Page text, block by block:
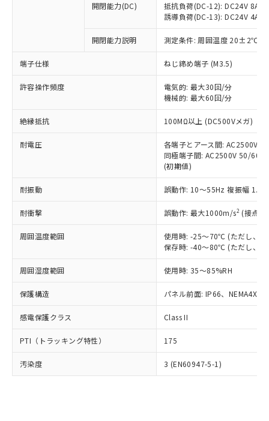
開閉能力(DC)
抵抗負荷(DC-12): DC24V 8A/
誘導負荷(DC-13): DC24V 4A/
開閉能力説明 測定条件: 周囲温度 20±2℃、
端子仕様 ねじ締め端子 (M3.5)
許容操作頻度
電気的: 最大30回/分
機械的: 最大60回/分
絶縁抵抗 100MΩ以上 (DC500Vメガ)
耐電圧
各端子とアース間: AC2500V
同極端子間: AC2500V 50/
(初期値)
耐振動 誤動作: 10～55Hz 複振幅
耐衝撃 誤動作: 最大1000m/s2 (接点
周囲温度範囲
使用時: -25～70℃ (ただし、氷
保存時: -40～80℃ (ただし、氷
周囲湿度範囲 使用時: 35～85%RH
保護構造 パネル前面: IP66、NEMA4X,
感電保護クラス Class II
PTI（トラッキング特性） 175
汚染度 3 (EN60947-5-1)
以下の条件をお読みいただき、同意のうえ
ご利用ください。
本サービスは、当社制御機器事業取扱
商品の当社在庫状況および標準価格
(税抜)を提供させていただくもので
当社制御機器事業取扱商品の中には、
本サービスの対象外となる商品もある
ことをご了承ください。
在庫状況および標準価格照会結果は、
記載している更新日時点での社内デー
タに基づき作成されるものであり、閲
覧された時点での実際の在庫および標
準価格とは異なる場合があることをご
正式な納期状況および標準価格はお客
様のお取引先、またはお客様担当のオ
ムロン制御機器販売店・当社販売員に
オムロン制御機器販売店や当社販売拠
販売ネットワーク
」をご確認
在庫状況および標準価格結果を当社の
事前の承諾なく第三者に漏洩または開
示しないようお願いします。
マイパーツ機能（部品リスト作成サー
ビス）をご利用いただくには、I-Web
対応予定なし：EU RoHS指令（10物質）の
非含有に非対応の商品で、対応品を出す予
調査・確認中：EU RoHS指令（10物質）の
非含有の対応状況を調査中または確認中の
商品です。
非該当品：ライセンス料など無形物で、有
害物質有無と関係のない商品です。
仕入先様の事情により、非含有部品として
いたものが、含有品と判明した場合などや
むを得ず変更することがあります。
鉛(Pb) 1000ppm以下、 水銀(Hg) 1000ppm以下、 カド
六価クロム(Cr(Ⅵ)) 1000ppm以下、ポリ臭化ビフェニル
類(PBB) 1000ppm以下、ポリ臭化ジフェニルエーテル類
ルベンジル（BBP） 1000ppm以下、フタル酸ジブチル
（DBP） 1000ppm以下、フタル酸ジイソブチル
但し、RoHS指令で産業用監視および制御機器に対する
適用除外項目は除く。
フタル酸エステル類の４物質については閾値を超える意
図的な使用がないことを確認しています。
部品在庫の切り替え状況などにより、予定
月が前後することがあります。
「○」：最大均質材料含有率が中国RoHSの
基準値以下であることを示します。
「×」：最大均質材料含有率が中国RoHSの
基準値を超えていることを示します。
「－」：未確認です。当社販売部門へお問
*中国RoHS10物質の基準値 (GB/T26572)：
Pb(鉛) :1000ppm、 Hg(水銀) : 1000ppm、 Cd(カドミウ
Cr(Ⅵ)(六価クロム) : 1000ppm、 PBBs(ポリ臭化ビフェ
ニル類) : 1000ppm、 PBDEs(ポリ臭化ジフェニルエーテ
ル類) : 1000ppm、
DBP(フタル酸ジブチル) : 1000ppm、 DIBP(フタル酸ジ
イソブチル) : 1000ppm、 BBP(フタル酸ブチルベンジ
DEHP(フタル酸ビス(2-エチルヘキシル)) : 1000ppm
「ｅ」：有害物質（10物質）のすべてが基
準値以下であることを示します。
「10」：通常の使用状況下において有害物
質が外部に漏えいし、環境に深刻な影響を
及ぼさない年数を意味します。
当社は、これら貴社製品のうち、外国
為替および外国貿易法に定める商品
（以下｢規制貨物等」という）を輸出
または国外への提供する場合は、日本
国政府の輸出許可(または役務取引許
可)を取得するなどの必要な手続きを
当社は規制貨物を破棄する場合は、完
全に破砕するなど、違法に輸出されな
いよう必要な手段を講じます。
当社は貴社製品を、核兵器、ミサイ
ル、化学兵器、生物兵器またはその他
武器並びにこれらの製造装置等に一切
当社は、貴社製品を第三者に販売する
場合は、上記1、2および3の内容を当
該第三者に通知します。また当社は、
販売先および販売に係わる関係者が違
法に輸出するおそれがある場合は、取
り引きをいたしません。
一定数以上の在庫あり
一定数には満たないが在庫あり
在庫なし(最新の在庫状況につ
いては、お客様のお取引先、ま
たはお客様担当のオムロン制御
機器販売店・当社販売員にご確
受注生産機種、また在庫状況の
情報を公開していない機種